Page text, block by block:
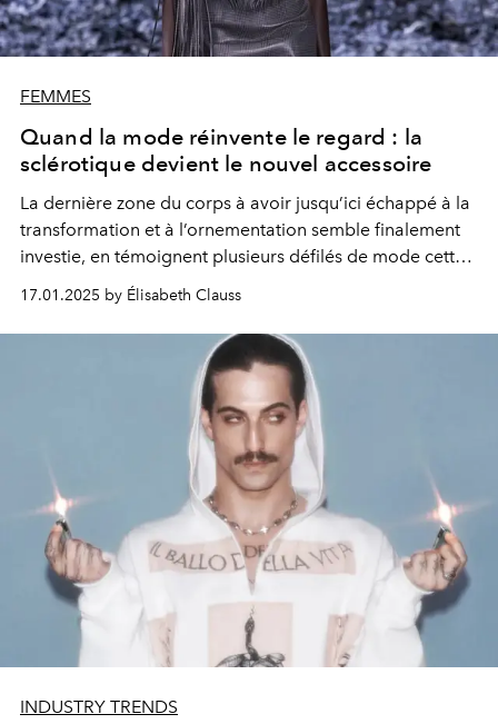
FEMMES
Quand la mode réinvente le regard : la
sclérotique devient le nouvel accessoire
La dernière zone du corps à avoir jusqu’ici échappé à la
transformation et à l’ornementation semble finalement
investie, en témoignent plusieurs défilés de mode cette
année. La sclérotique – blanc de l’œil – parée de lentilles
noires ou colorées attire notre attention sur une époque
accro au regard.
17.01.2025 by Élisabeth Clauss
INDUSTRY TRENDS